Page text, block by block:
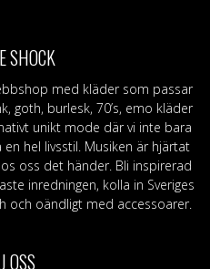
SHOCK
med kläder som passar
goth, burlesk, 70’s, emo kläder
unikt mode där vi inte bara
hel livsstil. Musiken är hjärtat
oss det händer. Bli inspirerad
inredningen, kolla in Sveriges
och oändligt med accessoarer.
OSS